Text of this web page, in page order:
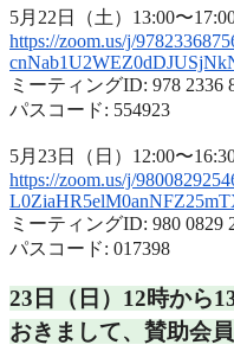
5月22日（土）13:00〜
https://zoom.us/j/
ミーティングID: 978 2336
パスコード: 554923
5月23日（日）12:00〜
https://zoom.us/j/
ミーティングID: 980 0829
パスコード: 017398
23日（日）12時から13
おきまして、 賛助会